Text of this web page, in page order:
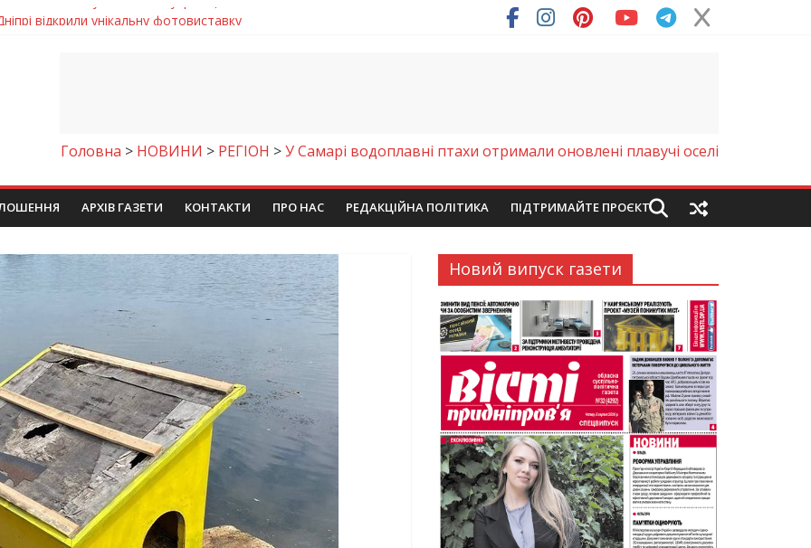
відкрили унікальну фотовиставку
проєктів та ініціатив України
впливати на здоров’я
тих, хто служить, і всіх українців!”
Головна > НОВИНИ > РЕГІОН >У Самарі водоплавні птахи отримали оновлені плавучі оселі
АРХІВ ГАЗЕТИ КОНТАКТИ ПРО НАС РЕДАКЦІЙНА ПОЛІТИКА ПІДТРИМАЙТЕ ПРОЄКТ
Новий випуск газети